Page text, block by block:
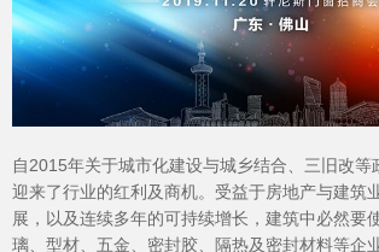
自2015年关于城市化建设与城乡结合、三旧改等
迎来了行业的红利及商机。受益于房地产与建筑
展，以及连续多年的可持续增长，建筑中必然要
璃、型材、五金、密封胶、隔热及密封材料等企